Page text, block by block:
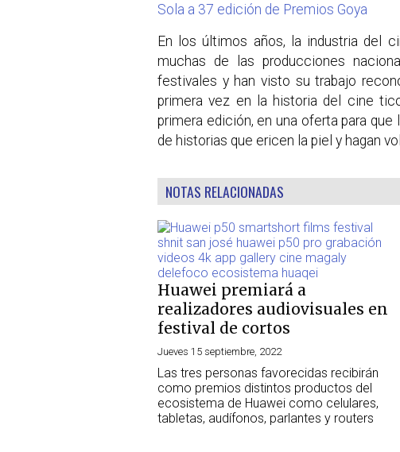
Sola a 37 edición de Premios Goya
En los últimos años, la industria del
muchas de las producciones
festivales y han visto su trabajo
primera vez en la historia del cine
primera edición, en una oferta para
de historias que ericen la piel y hagan
NOTAS RELACIONADAS
Huawei premiará a
realizadores audiovisuales en
festival de cortos
Jueves 15 septiembre, 2022
Las tres personas favorecidas recibirán
como premios distintos productos del
ecosistema de Huawei como celulares,
tabletas, audífonos, parlantes y routers